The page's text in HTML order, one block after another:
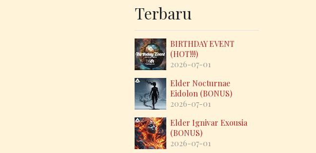
Terbaru
BIRTHDAY EVENT
(HOT!!!)
2026-07-01
Elder Nocturnae
Eidolon (BONUS)
2026-07-01
Elder Ignivar Exousia
(BONUS)
2026-07-01